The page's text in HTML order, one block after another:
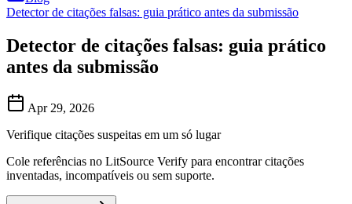
Detector de citações falsas: guia prático antes da submissão
Detector de citações falsas: guia prático
antes da submissão
Apr 29, 2026
Verifique citações suspeitas em um só lugar
Cole referências no LitSource Verify para encontrar citações
inventadas, incompatíveis ou sem suporte.